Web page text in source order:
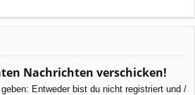
Nachrichten verschicken!
Entweder bist du nicht registriert und /